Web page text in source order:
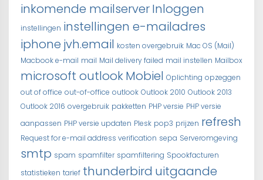
inkomende mailserverInloggen
instellingen instellingen e-mailadres
iphone jvh.email kosten overgebruik Mac OS (Mail)
Macbook e-mail mail Mail delivery failed mail instellen Mailbox
microsoft outlookMobiel Oplichting opzeggen
out of office out-of-office outlook Outlook 2010 Outlook 2013
Outlook 2016 overgebruik pakketten PHP versie PHP versie
aanpassen PHP versie updaten Plesk pop3 prijzen refresh
Request for e-mail address verification sepa Serveromgeving
smtp spam spamfilter spamfiltering Spookfacturen
statistieken tarief thunderbird uitgaande